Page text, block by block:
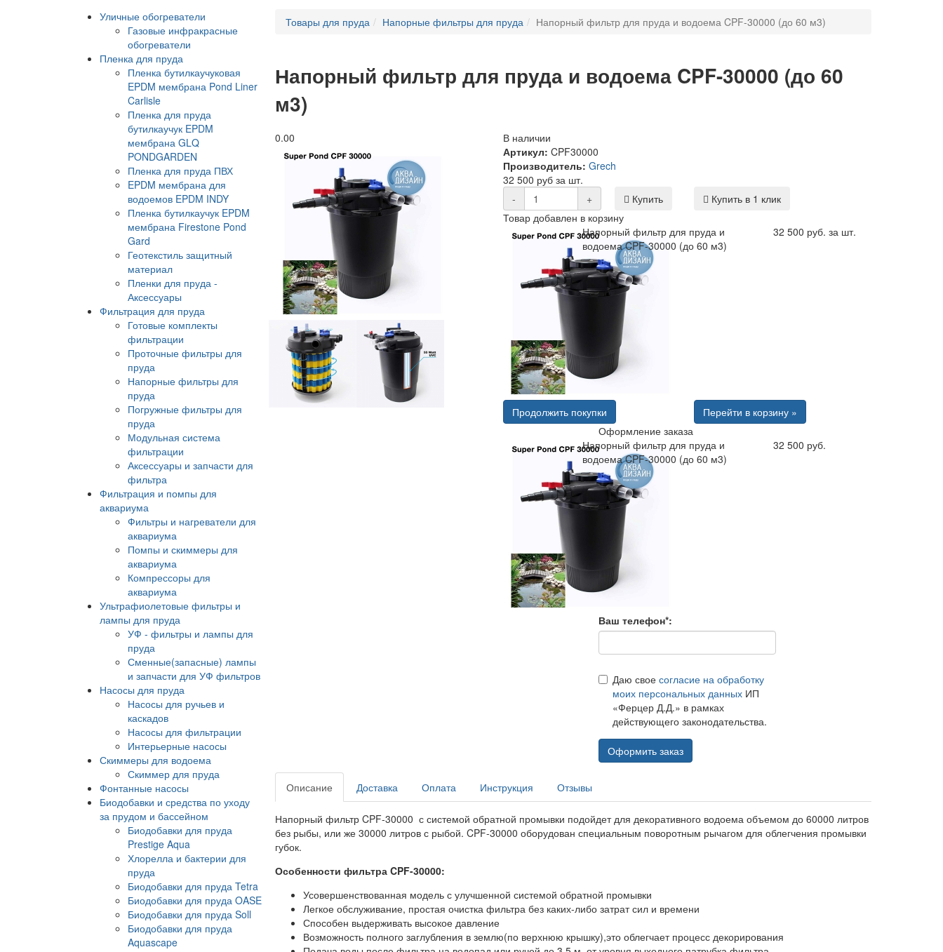
Уличные обогреватели
Газовые инфракрасные
обогреватели
Пленка для пруда
Пленка бутилкаучуковая
EPDM мембрана Pond Liner
Carlisle
Пленка для пруда
бутилкаучук EPDM
мембрана GLQ
PONDGARDEN
Пленка для пруда ПВХ
EPDM мембрана для
водоемов EPDM INDY
Пленка бутилкаучук EPDM
мембрана Firestone Pond
Gard
Геотекстиль защитный
материал
Пленки для пруда -
Аксессуары
Фильтрация для пруда
Готовые комплекты
фильтрации
Проточные фильтры для
пруда
Напорные фильтры для
пруда
Погружные фильтры для
пруда
Модульная система
фильтрации
Аксессуары и запчасти для
фильтра
Фильтрация и помпы для
аквариума
Фильтры и нагреватели для
аквариума
Помпы и скиммеры для
аквариума
Компрессоры для
аквариума
Ультрафиолетовые фильтры и
лампы для пруда
УФ - фильтры и лампы для
пруда
Сменные(запасные) лампы
и запчасти для УФ фильтров
Насосы для пруда
Насосы для ручьев и
каскадов
Насосы для фильтрации
Интерьерные насосы
Скиммеры для водоема
Скиммер для пруда
Фонтанные насосы
Биодобавки и средства по уходу
за прудом и бассейном
Биодобавки для пруда
Prestige Aqua
Хлорелла и бактерии для
пруда
Биодобавки для пруда Tetra
Биодобавки для пруда OASE
Биодобавки для пруда Soll
Биодобавки для пруда
Aquascape
Товары для пруда Напорные фильтры для пруда Напорный фильтр для пруда и водоема CPF-30000 (до 60 м3)
Напорный фильтр для пруда и водоема CPF-30000 (до 60
м3)
0.00
В наличии
Артикул: CPF30000
Производитель: Grech
32 500 руб за шт.
-
+ Купить
Купить в 1 клик
Товар добавлен в корзину
Напорный фильтр для пруда и
водоема CPF-30000 (до 60 м3)
32 500 руб. за шт.
Продолжить покупки
Перейти в корзину »
Оформление заказа
Напорный фильтр для пруда и
водоема CPF-30000 (до 60 м3)
32 500 руб.
Ваш телефон*:
Даю свое согласие на обработку
моих персональных данныхИП
«Ферцер Д.Д.» в рамках
действующего законодательства.
Оформить заказ
Описание Доставка Оплата Инструкция Отзывы
Напорный фильтр CPF-30000 с системой обратной промывки подойдет для декоративного водоема объемом до 60000 литров
без рыбы, или же 30000 литров с рыбой. CPF-30000 оборудован специальным поворотным рычагом для облегчения промывки
губок.
Особенности фильтра CPF-30000:
Усовершенствованная модель с улучшенной системой обратной промывки
Легкое обслуживание, простая очистка фильтра без каких-либо затрат сил и времени
Способен выдерживать высокое давление
Возможность полного заглубления в землю(по верхнюю крышку),это облегчает процесс декорирования